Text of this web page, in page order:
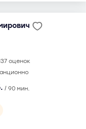
оценок
/ 90 мин.